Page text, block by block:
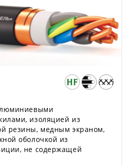
изоляцией из
резины, медным экраном,
оболочкой из
не содержащей